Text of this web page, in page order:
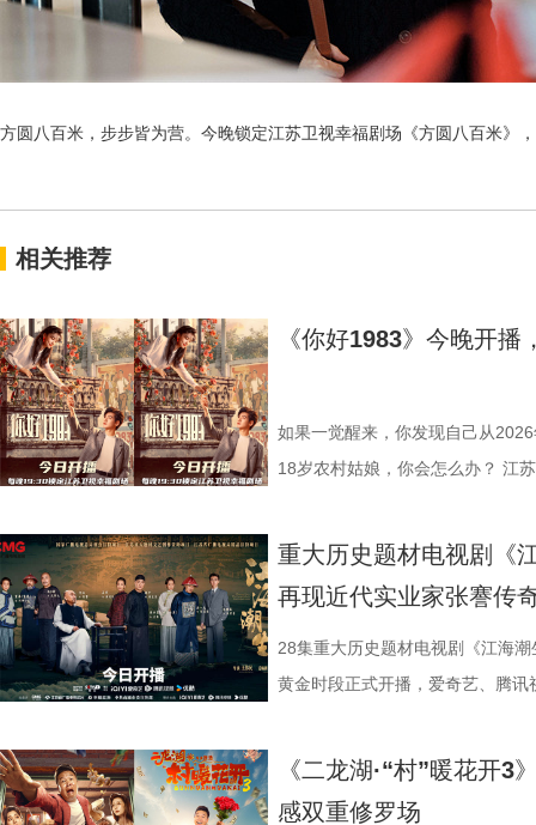
方圆八百米，步步皆为营。今晚锁定江苏卫视幸福剧场《方圆八百米》
相关推荐
《你好1983》今晚开
如果一觉醒来，你发现自己从
18岁农村姑娘，你会怎么办？ 江
领衔主演，他们将带领各位一起
旦，醉酒后的夏晓兰（周也 饰）
她此刻的人生。勤勤恳恳当了多年
个大窟窿，也把自己一脚踹进了
年的夏晓兰，而是1983年一个
重大历史题材电视剧《
再现近代实业家张謇传
28集重大历史题材电视剧《江海
黄金时段正式开播，爱奇艺、腾
市委宣传部共同出品，北京爱奇
《二龙湖·“村”暖花开
感双重修罗场